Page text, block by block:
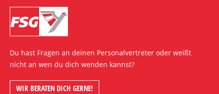
Du hast Fragen an deinen Personalvertreter oder weißt
nicht an wen du dich wenden kannst?
WIR BERATEN DICH GERNE!